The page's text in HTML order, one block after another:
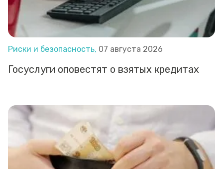
Риски и безопасность, 07 августа 2026
Госуслуги оповестят о взятых кредитах